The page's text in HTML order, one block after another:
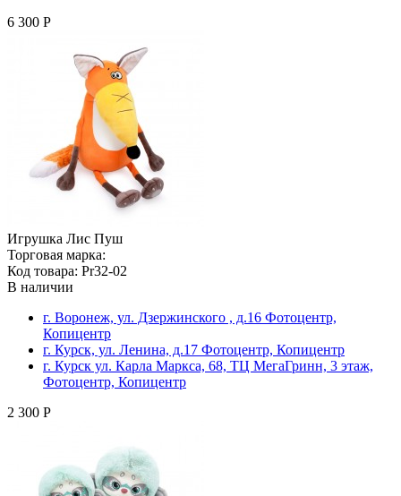
6 300 Р
Игрушка Лис Пуш
Торговая марка:
Код товара: Pr32-02
В наличии
г. Воронеж, ул. Дзержинского , д.16 Фотоцентр,
Копицентр
г. Курск, ул. Ленина, д.17 Фотоцентр, Копицентр
г. Курск ул. Карла Маркса, 68, ТЦ МегаГринн, 3 этаж,
Фотоцентр, Копицентр
2 300 Р